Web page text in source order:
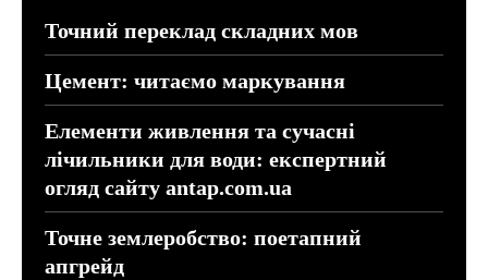
Точний переклад складних мов
Цемент: читаємо маркування
Елементи живлення та сучасні
лічильники для води: експертний
огляд сайту antap.com.ua
Точне землеробство: поетапний
апгрейд